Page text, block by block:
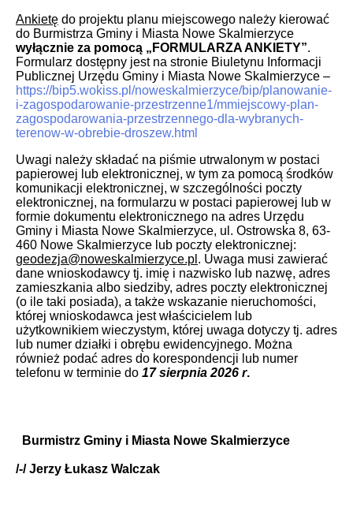
Ankietę do projektu planu miejscowego należy kierować
do Burmistrza Gminy i Miasta Nowe Skalmierzyce
wyłącznie za pomocą „FORMULARZA ANKIETY”.
Formularz dostępny jest na stronie Biuletynu Informacji
Publicznej Urzędu Gminy i Miasta Nowe Skalmierzyce –
https://bip5.wokiss.pl/noweskalmierzyce/bip/planowanie-
i-zagospodarowanie-przestrzenne1/mmiejscowy-plan-
zagospodarowania-przestrzennego-dla-wybranych-
terenow-w-obrebie-droszew.html
Uwagi należy składać na piśmie utrwalonym w postaci
papierowej lub elektronicznej, w tym za pomocą środków
komunikacji elektronicznej, w szczególności poczty
elektronicznej, na formularzu w postaci papierowej lub w
formie dokumentu elektronicznego na adres Urzędu
Gminy i Miasta Nowe Skalmierzyce, ul. Ostrowska 8, 63-
460 Nowe Skalmierzyce lub poczty elektronicznej:
geodezja@noweskalmierzyce.pl . Uwaga musi zawierać
dane wnioskodawcy tj. imię i nazwisko lub nazwę, adres
zamieszkania albo siedziby, adres poczty elektronicznej
(o ile taki posiada), a także wskazanie nieruchomości,
której wnioskodawca jest właścicielem lub
użytkownikiem wieczystym, której uwaga dotyczy tj. adres
lub numer działki i obrębu ewidencyjnego. Można
również podać adres do korespondencji lub numer
telefonu w terminie do 17sierpnia 2026 r.
Burmistrz Gminy i Miasta Nowe Skalmierzyce
/-/ Jerzy Łukasz Walczak